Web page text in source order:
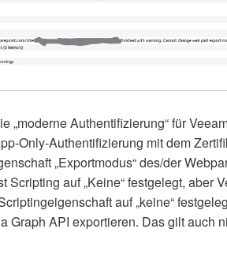
„moderne Authentifizierung“ für
Only-Authentifizierung mit dem
„Exportmodus“ des/der
Scripting auf „Keine“ festgelegt, aber
auf „keine“
Graph API exportieren. Das gilt auch